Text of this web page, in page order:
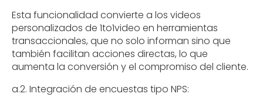
Esta funcionalidad convierte a los videos
personalizados de 1to1video en herramientas
transaccionales, que no solo informan sino que
también facilitan acciones directas, lo que
aumenta la conversión y el compromiso del cliente.
a.2. Integración de encuestas tipo NPS: